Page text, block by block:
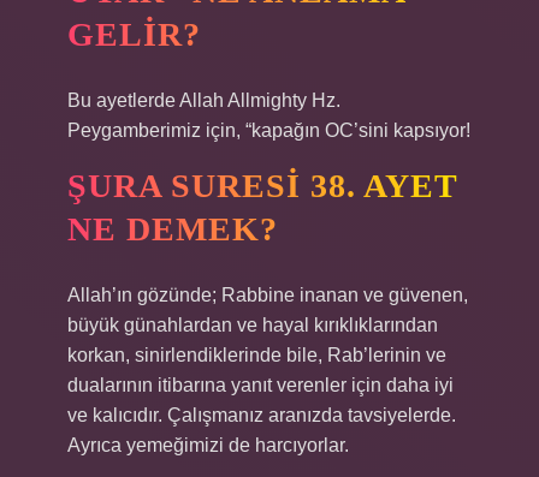
GELIR?
Bu ayetlerde Allah Allmighty Hz.
Peygamberimiz için, “kapağın OC’sini kapsıyor!
ŞURA SURESI 38. AYET
NE DEMEK?
Allah’ın gözünde; Rabbine inanan ve güvenen,
büyük günahlardan ve hayal kırıklıklarından
korkan, sinirlendiklerinde bile, Rab’lerinin ve
dualarının itibarına yanıt verenler için daha iyi
ve kalıcıdır. Çalışmanız aranızda tavsiyelerde.
Ayrıca yemeğimizi de harcıyorlar.